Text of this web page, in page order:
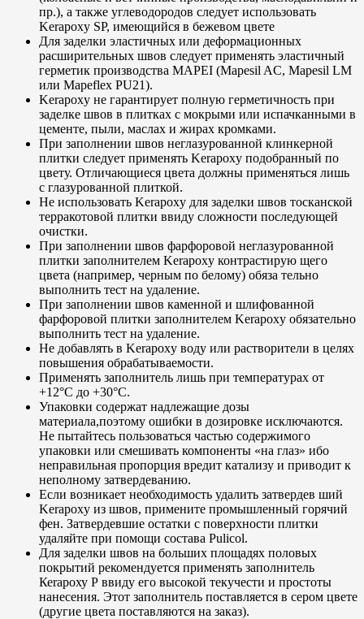
пр.), а также углеводородов следует использовать
Kerapoxy SP, имеющийся в бежевом цвете
Для заделки эластичных или деформационных
расширительных швов следует применять эластичный
герметик производства MAPEI (Mapesil AC, Mapesil LM
или Mapeflex PU21).
Kerapoxy не гарантирует полную герметичность при
заделке швов в плитках с мокрыми или испачканными в
цементе, пыли, маслах и жирах кромками.
При заполнении швов неглазурованной клинкерной
плитки следует применять Kerapoxy подобранный по
цвету. Отличающиеся цвета должны применяться лишь
с глазурованной плиткой.
Не использовать Kerapoxy для заделки швов тосканской
терракотовой плитки ввиду сложности последующей
очистки.
При заполнении швов фарфоровой неглазурованной
плитки заполнителем Kerapoxy контрастирую щего
цвета (например, черным по белому) обяза тельно
выполнить тест на удаление.
При заполнении швов каменной и шлифованной
фарфоровой плитки заполнителем Kerapoxy обязательно
выполнить тест на удаление.
Не добавлять в Kerapoxy воду или растворители в целях
повышения обрабатываемости.
Применять заполнитель лишь при температурах от
+12°С до +30°С.
Упаковки содержат надлежащие дозы
материала,поэтому ошибки в дозировке исключаются.
Не пытайтесь пользоваться частью содержимого
упаковки или смешивать компоненты «на глаз» ибо
неправильная пропорция вредит катализу и приводит к
неполному затвердеванию.
Если возникает необходимость удалить затвердев ший
Kerapoxy из швов, примените промышленный горячий
фен. Затвердевшие остатки с поверхности плитки
удаляйте при помощи состава Pulicol.
Для заделки швов на больших площадях половых
покрытий рекомендуется применять заполнитель
Кеrароху Р ввиду его высокой текучести и простоты
нанесения. Этот заполнитель поставляется в сером цвете
(другие цвета поставляются на заказ).